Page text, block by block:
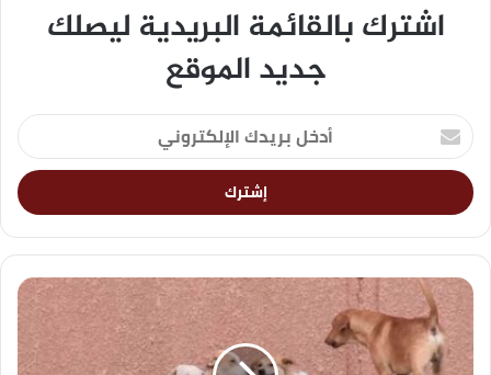
اشترك بالقائمة البريدية ليصلك
جديد الموقع